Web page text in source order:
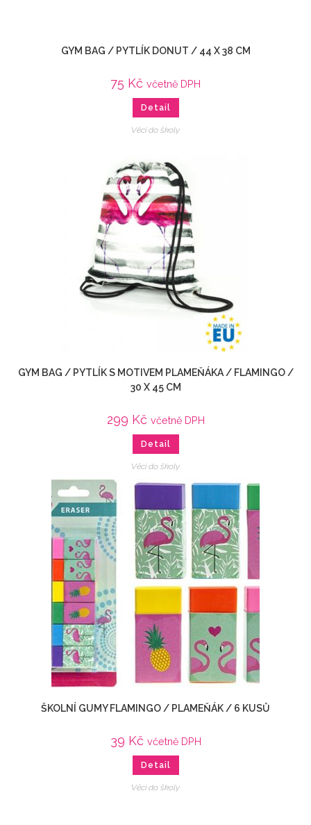
GYM BAG / PYTLÍK DONUT / 44 X 38 CM
75 Kč včetně DPH
Detail
Věci do školy
GYM BAG / PYTLÍK S MOTIVEM PLAMEŇÁKA / FLAMINGO /
30 X 45 CM
299 Kč včetně DPH
Detail
Věci do školy
ŠKOLNÍ GUMY FLAMINGO / PLAMEŇÁK / 6 KUSŮ
39 Kč včetně DPH
Detail
Věci do školy